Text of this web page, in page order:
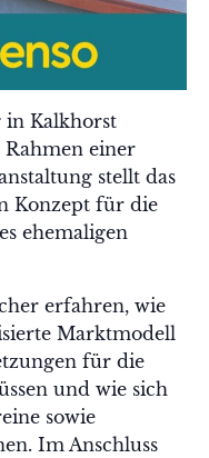
in Kalkhorst
einer
stellt das
Konzept für die
ehemaligen
erfahren, wie
Marktmodell
für die
und wie sich
sowie
Im Anschluss